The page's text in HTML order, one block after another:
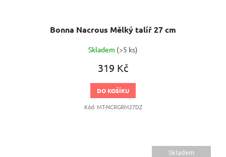
Bonna Nacrous Mělký talíř 27 cm
Skladem (>5 ks)
319 Kč
DO KOŠÍKU
Kód: MT-NCRGRM27DZ
Skladem